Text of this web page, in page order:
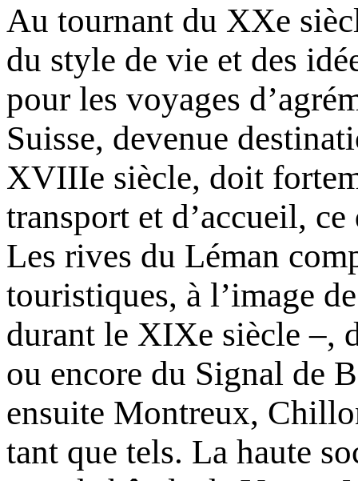
Au tournant du XXe
du style de vie et des
pour les voyages
Suisse, devenue
XVIIIe siècle, doit
transport et d’accueil,
Les rives du Léman
touristiques, à l’image
durant le XIXe siècle –,
ou encore du Signal de
ensuite Montreux,
tant que tels. La haute